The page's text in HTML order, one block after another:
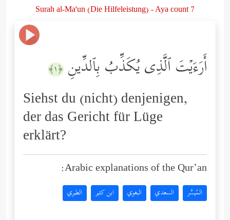
Surah al-Ma'un (Die Hilfeleistung) - Aya count 7
أَرَءَیۡتَ ٱلَّذِی یُكَذِّبُ بِٱلدِّینِ ﴿١﴾
Siehst du (nicht) denjenigen,
der das Gericht für Lüge
erklärt?
Arabic explanations of the Qur’an:
المُيسَّر السعدي البغوي ابن كثير الطبري